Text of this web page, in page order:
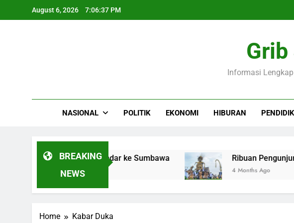
August 6, 2026 7:06:37 PM
Informasi
NASIONAL POLITIK EKONOMI HIBURAN
BREAKING
NEWS
Gas Camellia Bersandar ke Sumbawa Ribuan Pengunjung
4 Months Ago
Home Kabar Duka